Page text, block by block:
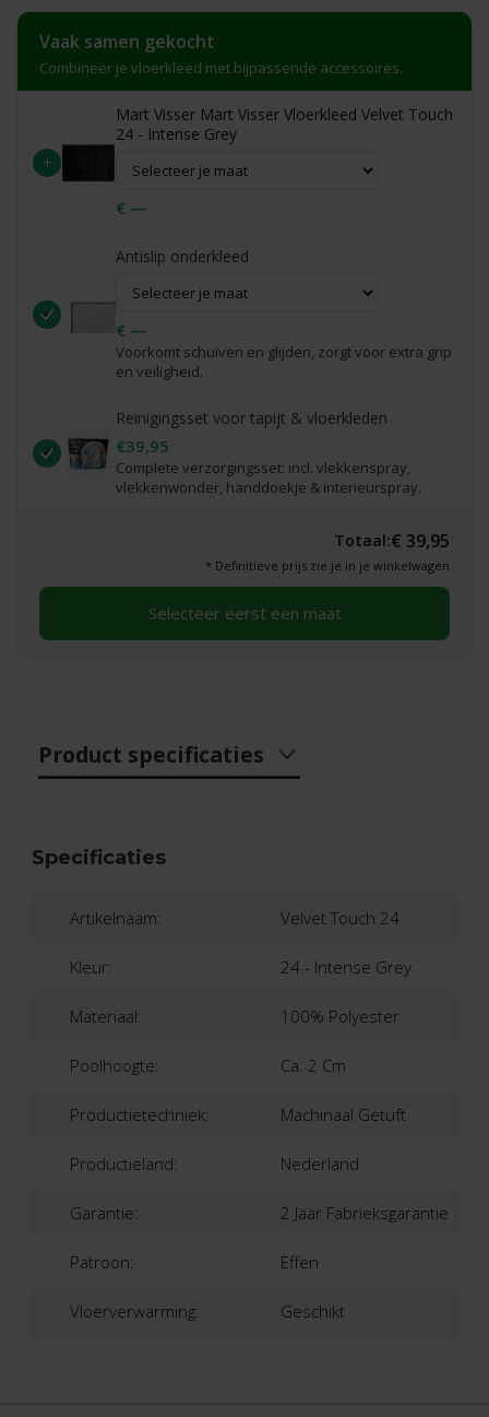
Vaak samen gekocht
Combineer je vloerkleed met bijpassende accessoires.
+
Mart Visser Mart Visser Vloerkleed Velvet Touch
24 - Intense Grey
€ —
Antislip onderkleed
€ —
Voorkomt schuiven en glijden, zorgt voor extra grip
en veiligheid.
Reinigingsset voor tapijt & vloerkleden
€39,95
Complete verzorgingsset: incl. vlekkenspray,
vlekkenwonder, handdoekje & interieurspray.
Totaal:€ 39,95
* Definitieve prijs zie je in je winkelwagen
Selecteer eerst een maat
Product specificaties
Specificaties
Artikelnaam: Velvet Touch 24
Kleur: 24 - Intense Grey
Materiaal: 100% Polyester
Poolhoogte: Ca. 2 Cm
Productietechniek: Machinaal Getuft
Productieland: Nederland
Garantie: 2 Jaar Fabrieksgarantie
Patroon: Effen
Vloerverwarming: Geschikt